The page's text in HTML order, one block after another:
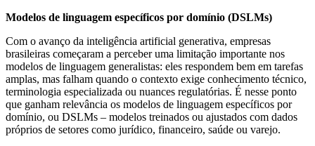
Modelos de linguagem específicos por domínio (DSLMs)
Com o avanço da inteligência artificial generativa, empresas
brasileiras começaram a perceber uma limitação importante nos
modelos de linguagem generalistas: eles respondem bem em tarefas
amplas, mas falham quando o contexto exige conhecimento técnico,
terminologia especializada ou nuances regulatórias. É nesse ponto
que ganham relevância os modelos de linguagem específicos por
domínio, ou DSLMs – modelos treinados ou ajustados com dados
próprios de setores como jurídico, financeiro, saúde ou varejo.